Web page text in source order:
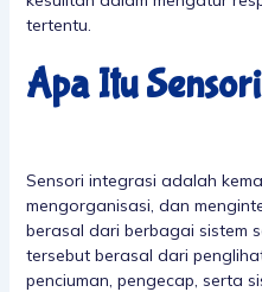
tertentu.
Apa Itu
Sensori integrasi adalah
mengorganisasi, dan
berasal dari berbagai sistem
tersebut berasal dari
penciuman, pengecap, serta